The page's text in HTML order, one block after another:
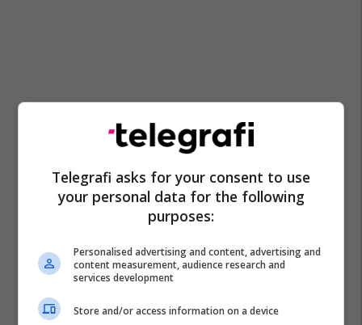
Telegrafi asks for your consent to use
your personal data for the following
purposes:
Personalised advertising and content, advertising and
content measurement, audience research and
services development
Store and/or access information on a device